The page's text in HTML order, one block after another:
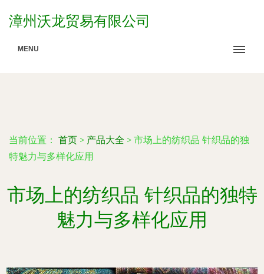
漳州沃龙贸易有限公司
MENU
当前位置： 首页 > 产品大全 > 市场上的纺织品 针织品的独
特魅力与多样化应用
市场上的纺织品 针织品的独特
魅力与多样化应用